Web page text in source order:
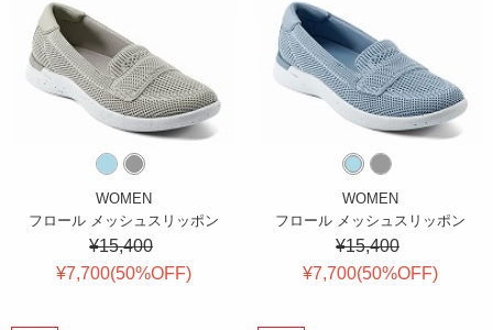
WOMEN
フロール メッシュスリッポン
¥15,400
¥7,700(50%OFF)
WOMEN
フロール メッシュスリッポン
¥15,400
¥7,700(50%OFF)